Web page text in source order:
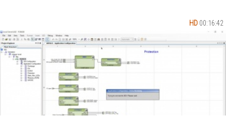
HD 00:16:42